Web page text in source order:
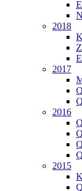
2018
2017
2016
2015